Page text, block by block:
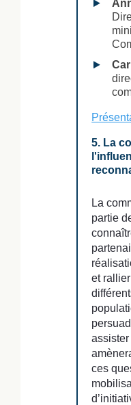
5. La
La
partie
et
ces